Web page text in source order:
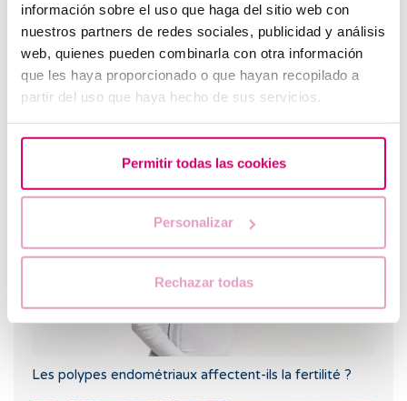
información sobre el uso que haga del sitio web con
nuestros partners de redes sociales, publicidad y análisis
web, quienes pueden combinarla con otra información
que les haya proporcionado o que hayan recopilado a
partir del uso que haya hecho de sus servicios.
Permitir todas las cookies
Personalizar
Rechazar todas
Progestérone,quand doit-on l'utiliser?
Les polypes endométriaux affectent-ils la fertilité ?